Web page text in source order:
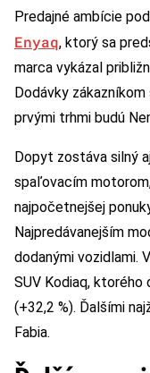
Predajné ambície
Enyaq, ktorý sa
marca vykázal
Dodávky
prvými trhmi budú
Dopyt zostáva silný
spaľovacím
najpočetnejšej
Najpredávanejším
dodanými vozidlami.
SUV Kodiaq,
(+32,2 %). Ďalšími
Fabia.